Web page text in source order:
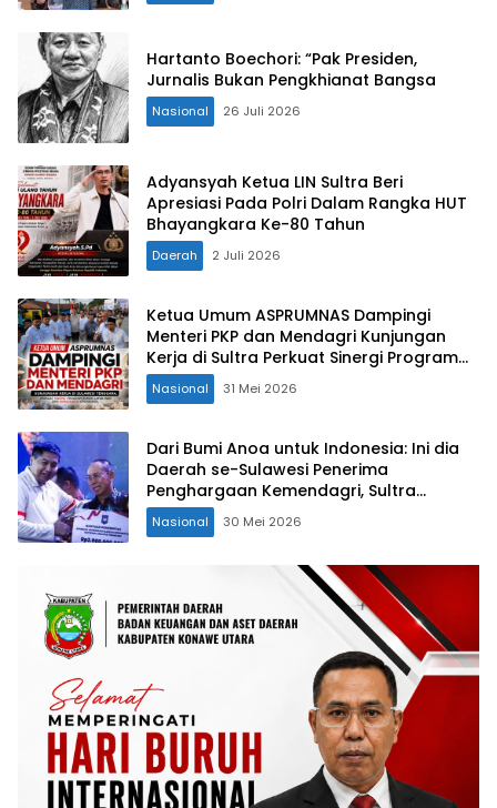
Hartanto Boechori: “Pak Presiden,
Jurnalis Bukan Pengkhianat Bangsa
Nasional 26 Juli 2026
Adyansyah Ketua LIN Sultra Beri
Apresiasi Pada Polri Dalam Rangka HUT
Bhayangkara Ke-80 Tahun
Daerah 2 Juli 2026
Ketua Umum ASPRUMNAS Dampingi
Menteri PKP dan Mendagri Kunjungan
Kerja di Sultra Perkuat Sinergi Program
Rumah Layak Huni dan Konsolidasi
Organisasi
Nasional 31 Mei 2026
Dari Bumi Anoa untuk Indonesia: Ini dia
Daerah se-Sulawesi Penerima
Penghargaan Kemendagri, Sultra
Kategori Ke-II
Nasional 30 Mei 2026